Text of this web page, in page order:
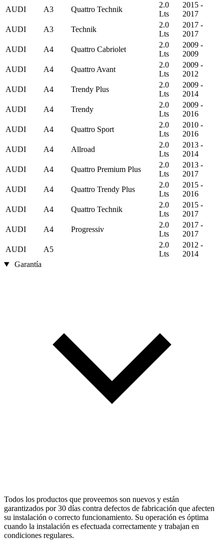
AUDI
A3 Quattro Technik
2.0
Lts
2015 -
2017
AUDI
A3 Technik
2.0
Lts
2017 -
2017
AUDI
A4 Quattro Cabriolet
2.0
Lts
2009 -
2009
AUDI
A4 Quattro Avant
2.0
Lts
2009 -
2012
AUDI
A4 Trendy Plus
2.0
Lts
2009 -
2014
AUDI
A4 Trendy
2.0
Lts
2009 -
2016
AUDI
A4 Quattro Sport
2.0
Lts
2010 -
2016
AUDI
A4 Allroad
2.0
Lts
2013 -
2014
AUDI
A4 Quattro Premium Plus
2.0
Lts
2013 -
2017
AUDI
A4 Quattro Trendy Plus
2.0
Lts
2015 -
2016
AUDI
A4 Quattro Technik
2.0
Lts
2015 -
2017
AUDI
A4 Progressiv
2.0
Lts
2017 -
2017
AUDI
A5
2.0
Lts
2012 -
2014
Garantía
Todos los productos que proveemos son nuevos y están
garantizados por 30 días contra defectos de fabricación que afecten
su instalación o correcto funcionamiento. Su operación es óptima
cuando la instalación es efectuada correctamente y trabajan en
condiciones regulares.